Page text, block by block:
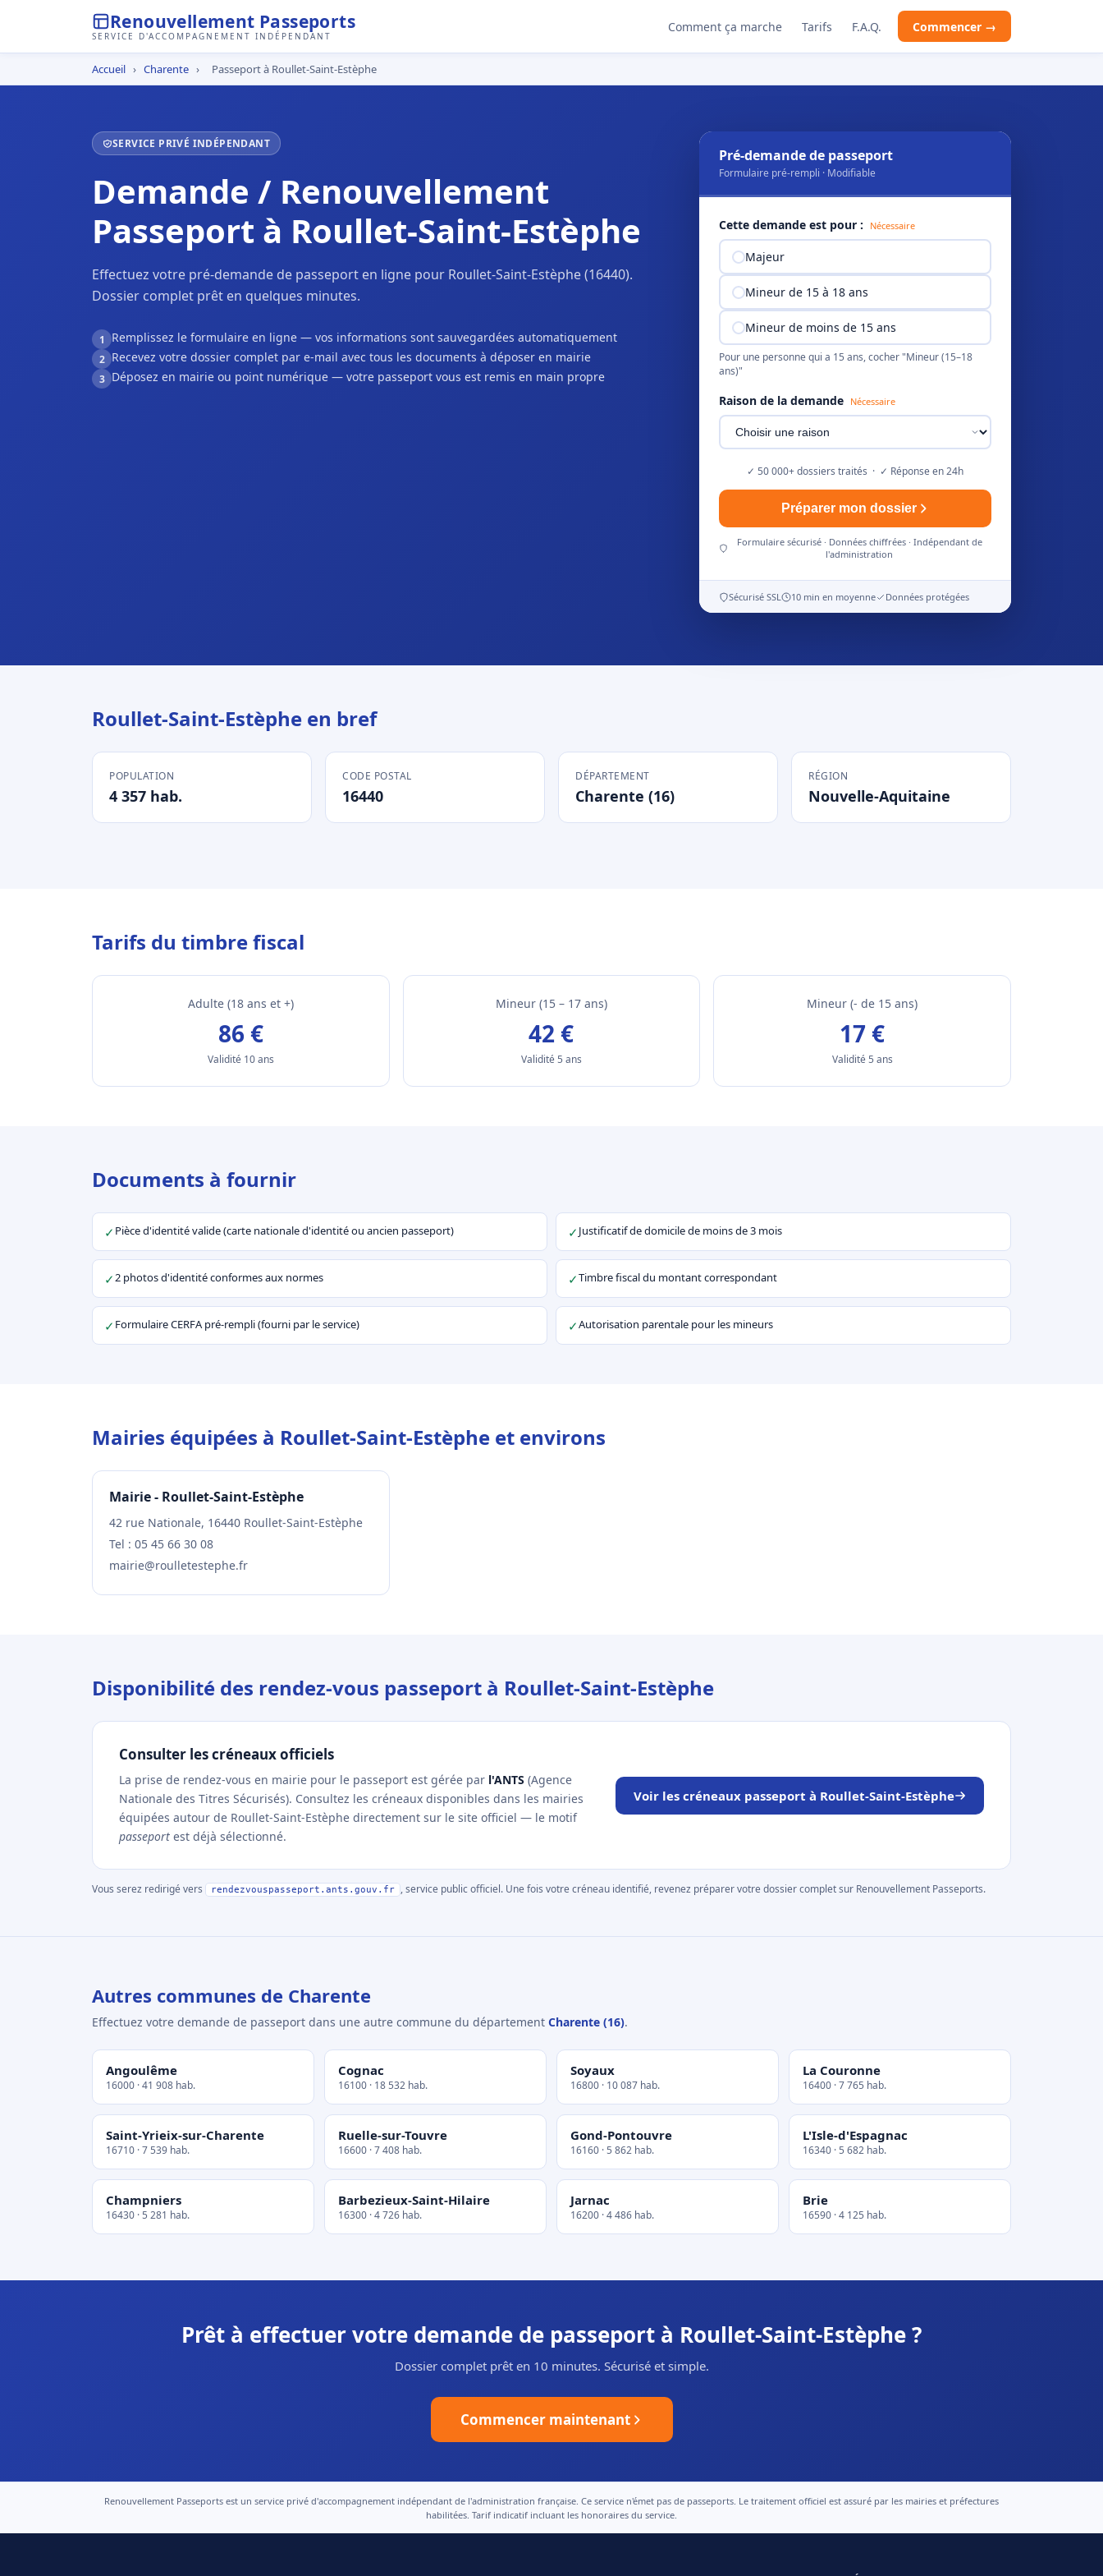
Renouvellement Passeports
SERVICE D'ACCOMPAGNEMENT INDÉPENDANT
Comment ça marche Tarifs F.A.Q. Commencer →
Accueil › Charente › Passeport à Roullet-Saint-Estèphe
SERVICE PRIVÉ INDÉPENDANT
Demande / Renouvellement
Passeport à Roullet-Saint-Estèphe
Effectuez votre pré-demande de passeport en ligne pour Roullet-Saint-Estèphe (16440).
Dossier complet prêt en quelques minutes.
1 Remplissez le formulaire en ligne — vos informations sont sauvegardées automatiquement
2 Recevez votre dossier complet par e-mail avec tous les documents à déposer en mairie
3 Déposez en mairie ou point numérique — votre passeport vous est remis en main propre
Pré-demande de passeport
Formulaire pré-rempli · Modifiable
Cette demande est pour : Nécessaire
Majeur
Mineur de 15 à 18 ans
Mineur de moins de 15 ans
Pour une personne qui a 15 ans, cocher "Mineur (15–18
ans)"
Raison de la demande Nécessaire
✓ 50 000+ dossiers traités · ✓ Réponse en 24h
Préparer mon dossier
Formulaire sécurisé · Données chiffrées · Indépendant de
l'administration
Sécurisé SSL 10 min en moyenne Données protégées
Roullet-Saint-Estèphe en bref
POPULATION
4 357 hab.
CODE POSTAL
16440
DÉPARTEMENT
Charente (16)
RÉGION
Nouvelle-Aquitaine
Tarifs du timbre fiscal
Adulte (18 ans et +)
86 €
Validité 10 ans
Mineur (15 – 17 ans)
42 €
Validité 5 ans
Mineur (- de 15 ans)
17 €
Validité 5 ans
Documents à fournir
✓ Pièce d'identité valide (carte nationale d'identité ou ancien passeport) ✓Justificatif de domicile de moins de 3 mois
✓2 photos d'identité conformes aux normes ✓Timbre fiscal du montant correspondant
✓ Formulaire CERFA pré-rempli (fourni par le service) ✓Autorisation parentale pour les mineurs
Mairies équipées à Roullet-Saint-Estèphe et environs
Mairie - Roullet-Saint-Estèphe
42 rue Nationale, 16440 Roullet-Saint-Estèphe
Tel : 05 45 66 30 08
mairie@roulletestephe.fr
Disponibilité des rendez-vous passeport à Roullet-Saint-Estèphe
Consulter les créneaux officiels
La prise de rendez-vous en mairie pour le passeport est gérée par l'ANTS (Agence
Nationale des Titres Sécurisés). Consultez les créneaux disponibles dans les mairies
équipées autour de Roullet-Saint-Estèphe directement sur le site officiel — le motif
passeport est déjà sélectionné.
Voir les créneaux passeport à Roullet-Saint-Estèphe
Vous serez redirigé vers rendezvouspasseport.ants.gouv.fr , service public officiel. Une fois votre créneau identifié, revenez préparer votre dossier complet sur Renouvellement Passeports.
Autres communes de Charente
Effectuez votre demande de passeport dans une autre commune du département Charente (16).
Angoulême
16000 · 41 908 hab.
Cognac
16100 · 18 532 hab.
Soyaux
16800 · 10 087 hab.
La Couronne
16400 · 7 765 hab.
Saint-Yrieix-sur-Charente
16710 · 7 539 hab.
Ruelle-sur-Touvre
16600 · 7 408 hab.
Gond-Pontouvre
16160 · 5 862 hab.
L'Isle-d'Espagnac
16340 · 5 682 hab.
Champniers
16430 · 5 281 hab.
Barbezieux-Saint-Hilaire
16300 · 4 726 hab.
Jarnac
16200 · 4 486 hab.
Brie
16590 · 4 125 hab.
Prêt à effectuer votre demande de passeport à Roullet-Saint-Estèphe ?
Dossier complet prêt en 10 minutes. Sécurisé et simple.
Commencer maintenant
Renouvellement Passeports est un service privé d'accompagnement indépendant de l'administration française. Ce service n'émet pas de passeports. Le traitement officiel est assuré par les mairies et préfectures
habilitées. Tarif indicatif incluant les honoraires du service.